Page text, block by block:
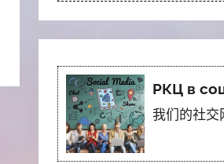
РКЦ в
我们的社交